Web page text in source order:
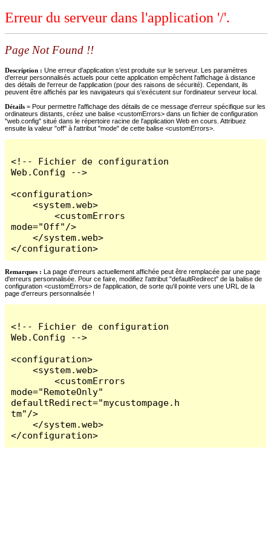
Erreur du serveur dans l'application '/'.
Page Not Found !!
Description : Une erreur d'application s'est produite sur le serveur. Les paramètres
d'erreur personnalisés actuels pour cette application empêchent l'affichage à distance
des détails de l'erreur de l'application (pour des raisons de sécurité). Cependant, ils
peuvent être affichés par les navigateurs qui s'exécutent sur l'ordinateur serveur local.
Détails = Pour permettre l'affichage des détails de ce message d'erreur spécifique sur les
ordinateurs distants, créez une balise <customErrors> dans un fichier de configuration
"web.config" situé dans le répertoire racine de l'application Web en cours. Attribuez
ensuite la valeur "off" à l'attribut "mode" de cette balise <customErrors>.
<!-- Fichier de configuration
Web.Config -->
<configuration>
    <system.web>
        <customErrors
mode="Off"/>
    </system.web>
</configuration>
Remarques : La page d'erreurs actuellement affichée peut être remplacée par une page
d'erreurs personnalisée. Pour ce faire, modifiez l'attribut "defaultRedirect" de la balise de
configuration <customErrors> de l'application, de sorte qu'il pointe vers une URL de la
page d'erreurs personnalisée !
<!-- Fichier de configuration
Web.Config -->
<configuration>
    <system.web>
        <customErrors
mode="RemoteOnly"
defaultRedirect="mycustompage.h
tm"/>
    </system.web>
</configuration>